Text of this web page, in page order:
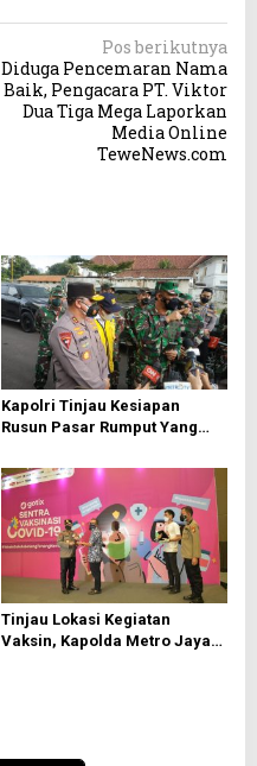
Pos berikutnya
Diduga Pencemaran Nama
Baik, Pengacara PT. Viktor
Dua Tiga Mega Laporkan
Media Online
TeweNews.com
Kapolri Tinjau Kesiapan
Rusun Pasar Rumput Yang
Penampungan OTG
Tinjau Lokasi Kegiatan
Vaksin, Kapolda Metro Jaya